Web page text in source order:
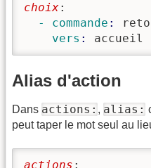
choix:
  - commande
:
    vers
:
Alias d'action
Dans actions: , alias:
peut taper le mot seul au
actions :